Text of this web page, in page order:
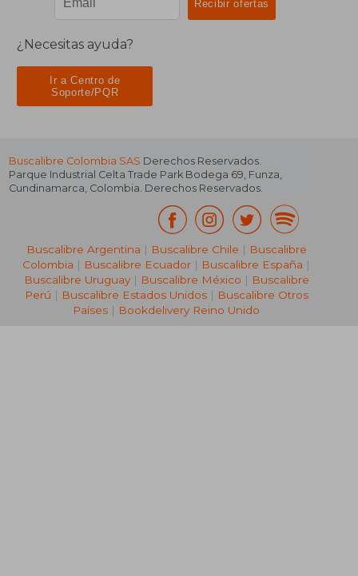
¿Necesitas ayuda?
Ir a Centro de
Soporte/PQR
Buscalibre Colombia SAS Derechos Reservados.
Parque Industrial Celta Trade Park Bodega 69, Funza,
Cundinamarca, Colombia. Derechos Reservados.
Buscalibre Argentina | Buscalibre Chile | Buscalibre
Colombia | Buscalibre Ecuador | Buscalibre España |
Buscalibre Uruguay| Buscalibre México | Buscalibre
Perú | Buscalibre Estados Unidos| Buscalibre Otros
Países | Bookdelivery Reino Unido